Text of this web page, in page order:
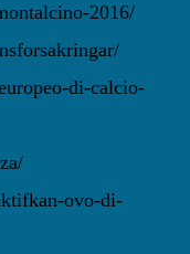
2016/
di-calcio-
ovo-di-